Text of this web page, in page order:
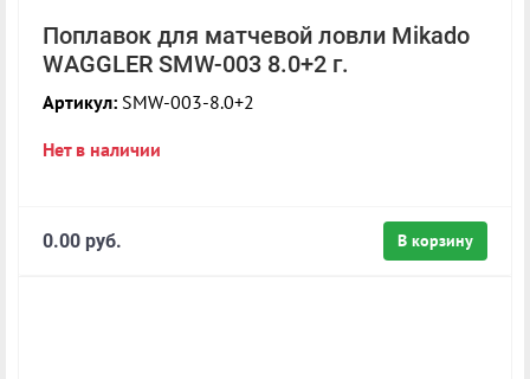
Поплавок для матчевой ловли Mikado
WAGGLER SMW-003 8.0+2 г.
Артикул: SMW-003-8.0+2
Нет в наличии
В корзину
0.00 руб.